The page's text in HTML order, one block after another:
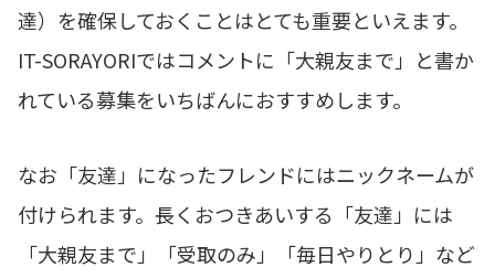
達）を確保しておくことはとても重要といえます。
IT-SORAYORIではコメントに「大親友まで」と書か
れている募集をいちばんにおすすめします。
なお「友達」になったフレンドにはニックネームが
付けられます。長くおつきあいする「友達」には
「大親友まで」「受取のみ」「毎日やりとり」など